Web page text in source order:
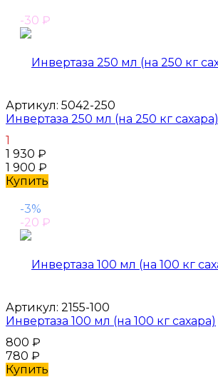
-30 ₽
Артикул: 5042-250
Инвертаза 250 мл (на 250 кг сахара)
1
1 930 ₽
1 900 ₽
Купить
-3%
-20 ₽
Артикул: 2155-100
Инвертаза 100 мл (на 100 кг сахара)
800 ₽
780 ₽
Купить